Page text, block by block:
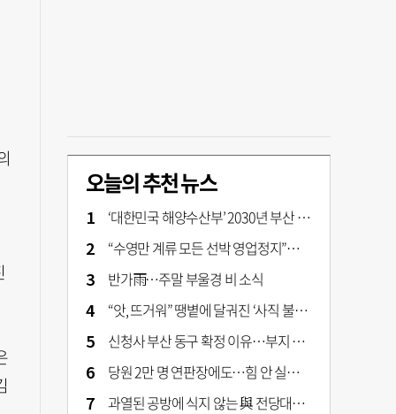
오늘의 추천 뉴스
‘대한민국 해양수산부’ 2030년 부산 북항시대 연다
“수영만 계류 모든 선박 영업정지”… 재개발 속도전
반가雨…주말 부울경 비 소식
“앗, 뜨거워” 땡볕에 달궈진 ‘사직 불가마’ 관중석 무려 70도
신청사 부산 동구 확정 이유…부지 용이성·접근성·집적 가능성이 운명 갈랐다 [해수부 북항 시대]
당원 2만 명 연판장에도…힘 안 실리는 ‘장동혁 사퇴’ 공세
과열된 공방에 식지 않는 與 전당대회… 호남·수도권 집중하는 후보들